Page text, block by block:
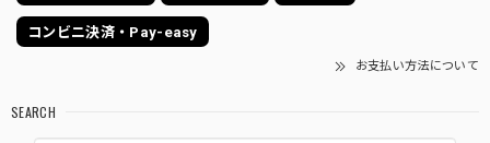
コンビニ決済・Pay-easy
お支払い方法について
SEARCH